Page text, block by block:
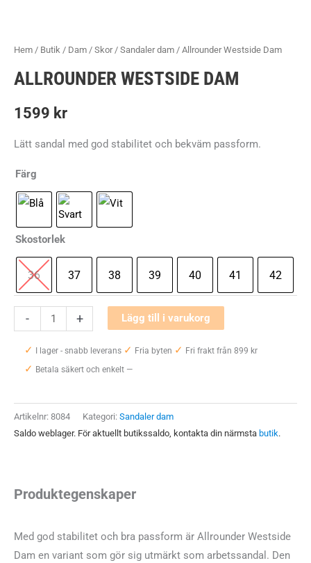
Hem / Butik / Dam / Skor/ Sandaler dam / Allrounder Westside Dam
ALLROUNDER WESTSIDE DAM
1599 kr
Lätt sandal med god stabilitet och bekväm passform.
Färg
Skostorlek
36 37 38 39 40 41 42
-
Allrounder
Westside
Dam
mängd
+ Lägg till i varukorg
✓ I lager - snabb leverans ✓ Fria byten ✓ Fri frakt från 899 kr
✓ Betala säkert och enkelt —
Artikelnr: 8084 Kategori: Sandaler dam
Saldo weblager. För aktuellt butikssaldo, kontakta din närmsta butik.
Produktegenskaper
Med god stabilitet och bra passform är Allrounder Westside
Dam en variant som gör sig utmärkt som arbetssandal. Den